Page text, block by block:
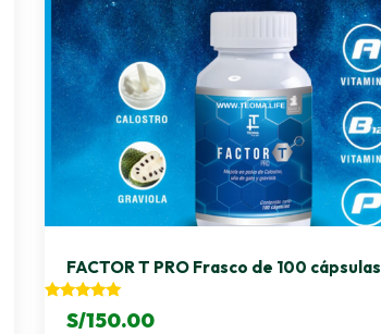
FACTOR T PRO Frasco de 100 cápsulas
Valorado
S/150.00